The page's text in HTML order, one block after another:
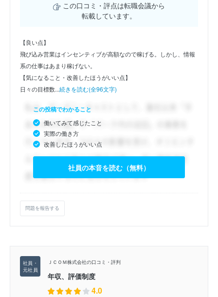
この口コミ・評点は転職会議から
転載しています。
【良い点】
飛び込み営業はインセンティブが高額なので稼げる。しかし、情報
系の仕事はあまり稼げない。
【気になること・改善したほうがいい点】
日々の目標数...続きを読む(全96文字)
この投稿でわかること
働いてみて感じたこと
実際の働き方
改善したほうがいい点
社員の本音を読む（無料）
問題を報告する
ＪＣＯＭ株式会社の口コミ・評判
年収、評価制度
4.0